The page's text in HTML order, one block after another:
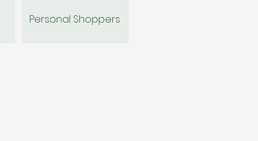
Personal Shoppers